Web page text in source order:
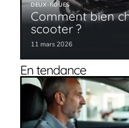
DEUX-ROUES
Comment bien
scooter ?
11 mars 2026
En tendance